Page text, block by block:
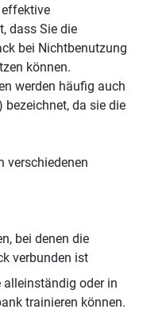
dass Sie die
bei Nichtbenutzung
können.
werden häufig auch
bezeichnet, da sie die
verschiedenen
bei denen die
verbunden ist
alleinständig oder in
trainieren können.